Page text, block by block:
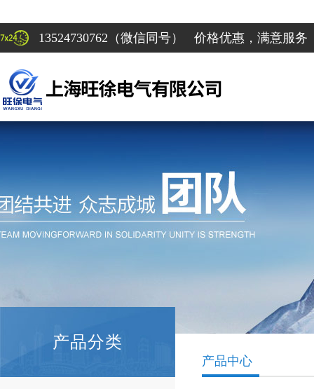
13524730762（微信同号） 价格优惠，满意服务
产品分类
产品中心